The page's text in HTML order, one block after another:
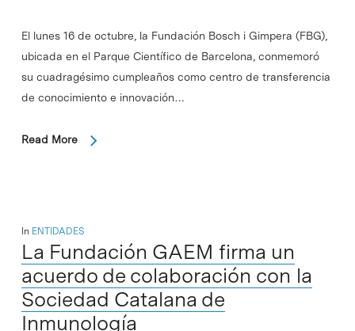
El lunes 16 de octubre, la Fundación Bosch i Gimpera (FBG),
ubicada en el Parque Científico de Barcelona, conmemoró
su cuadragésimo cumpleaños como centro de transferencia
de conocimiento e innovación…
Read More
In ENTIDADES
La Fundación GAEM firma un
acuerdo de colaboración con la
Sociedad Catalana de
Inmunología